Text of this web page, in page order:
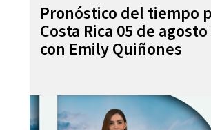
Pronóstico del tiempo
Costa Rica 05 de
con Emily Quiñones